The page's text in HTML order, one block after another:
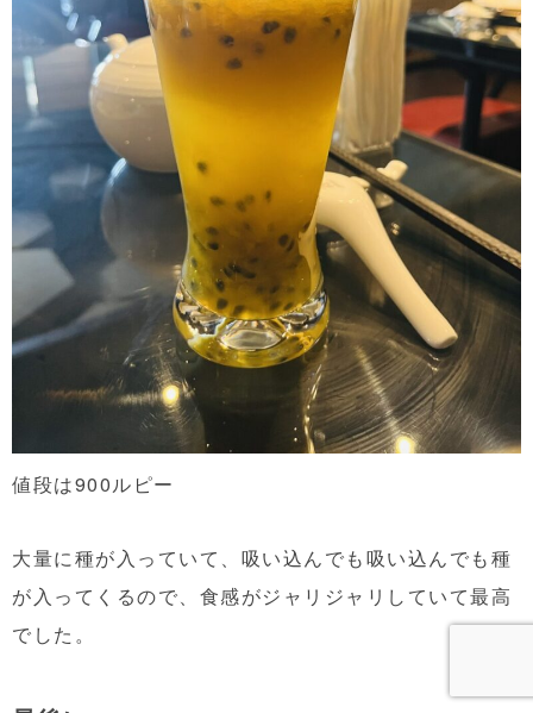
値段は900ルピー
大量に種が入っていて、吸い込んでも吸い込んでも種
が入ってくるので、食感がジャリジャリしていて最高
でした。